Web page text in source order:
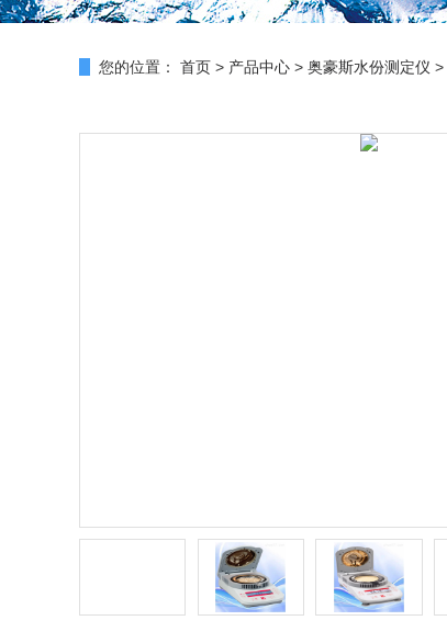
您的位置： 首页 > 产品中心 > 奥豪斯水份测定仪 >